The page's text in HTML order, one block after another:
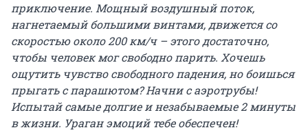
приключение. Мощный воздушный поток,
нагнетаемый большими винтами, движется со
скоростью около 200 км/ч – этого достаточно,
чтобы человек мог свободно парить. Хочешь
ощутить чувство свободного падения, но боишься
прыгать с парашютом? Начни с аэротрубы!
Испытай самые долгие и незабываемые 2 минуты
в жизни. Ураган эмоций тебе обеспечен!